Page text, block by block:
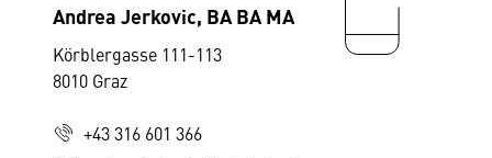
Andrea Jerkovic, BA BA MA
Körblergasse 111-113
8010 Graz
+43 316 601 366